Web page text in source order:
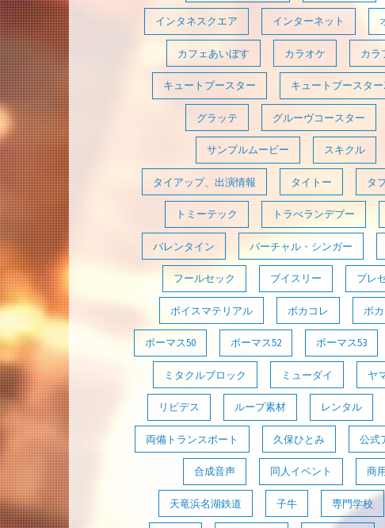
インタネスクエア インターネット
カフェあいぼす カラオケ カラ
キュートブースター キュートブースター
グラッテ グルーヴコースター
サンプルムービー スキクル
タイアップ、出演情報 タイトー タ
トミーテック トラべランデブー
バレンタイン バーチャル・シンガー
フールセック ブイスリー プレ
ボイスマテリアル ボカコレ ボ
ボーマス50 ボーマス52 ボーマス53
ミタクルブロック ミューダイ ヤ
リピデス ループ素材 レンタル
両備トランスポート 久保ひとみ 公式
合成音声 同人イベント 商
天竜浜名湖鉄道 子牛 専門学校